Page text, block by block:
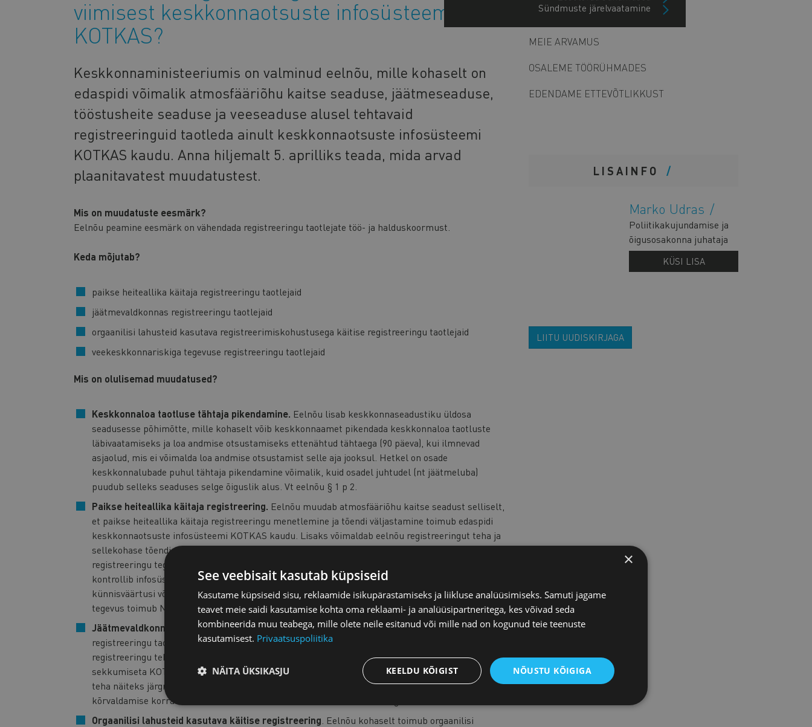
Sündmuste järelvaatamine
viimisest keskkonnaotsuste infosüsteemi
KOTKAS?
Keskkonnaministeeriumis on valminud eelnõu, mille kohaselt on
edaspidi võimalik atmosfääriõhu kaitse seaduse, jäätmeseaduse,
tööstusheite seaduse ja veeseaduse alusel tehtavaid
registreeringuid taotleda ainult keskkonnaotsuste infosüsteemi
KOTKAS kaudu. Anna hiljemalt 5. aprilliks teada, mida arvad
plaanitavatest muudatustest.
Mis on muudatuste eesmärk?
Eelnõu peamine eesmärk on vähendada registreeringu taotlejate töö- ja halduskoormust.
Keda mõjutab?
paikse heiteallika käitaja registreeringu taotlejaid
jäätmevaldkonnas registreeringu taotlejaid
orgaanilisi lahusteid kasutava registreerimiskohustusega käitise registreeringu taotlejaid
veekeskkonnariskiga tegevuse registreeringu taotlejaid
Mis on olulisemad muudatused?
Keskkonnaloa taotluse tähtaja pikendamine. Eelnõu lisab keskkonnaseadustiku üldosa
seadusesse põhimõtte, mille kohaselt võib keskkonnaamet pikendada keskkonnaloa taotluste
läbivaatamiseks ja loa andmise otsustamiseks ettenähtud tähtaega (90 päeva), kui ilmnevad
asjaolud, mis ei võimalda loa andmise otsustamist selle aja jooksul. Hetkel on osade
keskkonnalubade puhul tähtaja pikendamine võimalik, kuid osadel juhtudel (nt jäätmeluba)
puudub selleks seaduses selge õiguslik alus. Vt eelnõu § 1 p 2.
Paikse heiteallika käitaja registreering. Eelnõu muudab atmosfääriõhu kaitse seadust selliselt,
et paikse heiteallika käitaja registreeringu menetlemine ja tõendi väljastamine toimub edaspidi
keskkonnaotsuste infosüsteemi KOTKAS kaudu. Lisaks võimaldab eelnõu registreeringut teha ja
sellekohase tõendi väljastada KOTKASe vahendusel automatiseeritult, kui on tagatud
registreeringu tegemise eelduste automaatne kontrollimine. Automaatsete otsuste puhul
kontrollib infosüsteem ilma ametniku sekkumiseta, kas arvulised väärtused ületavad
künnisväärtusi või mitte, lisaks kontrollib süsteem teiste andmebaaside kaudu näiteks seda, kas
tegevus toimub Natura 2000 alal või looduskaitsealal. Vt eelnõu § 2.
Jäätmevaldkonna registreering.Eelnõu kohaselt toimub edaspidi jäätmevaldkonna
registreeringu taotluste esitamine ja menetlemine KOTKASe kaudu. Lisaks võimaldab eelnõu
registreeringu teha ja sellekohase tõendi väljastada automatiseeritult ehk ilma ametniku
sekkumiseta KOTKASe vahendusel. Automatiseeritud otsust saaks eelnõu koostajate hinnangul
teha näiteks järgmistel juhtudel: tegutsemine jäätmete edasimüüjana ning vahendajana jäätmete
kõrvaldamise korraldamine või taaskasutamine teiste nimel. Vt eelnõu § 3.
Orgaanilisi lahusteid kasutava käitise registreering . Eelnõu kohaselt toimub orgaanilisi
Arhiiv
MEIE ARVAMUS
OSALEME TÖÖRÜHMADES
EDENDAME ETTEVÕTLIKKUST
LISAINFO
Marko Udras
Poliitikakujundamise ja
õigusosakonna juhataja
KÜSI LISA
LIITU UUDISKIRJAGA
×
See veebisait kasutab küpsiseid
Kasutame küpsiseid sisu, reklaamide isikupärastamiseks ja liikluse analüüsimiseks. Samuti jagame
teavet meie saidi kasutamise kohta oma reklaami- ja analüüsipartneritega, kes võivad seda
kombineerida muu teabega, mille olete neile esitanud või mille nad on kogunud teie teenuste
kasutamisest. Privaatsuspoliitika
NÕUSTU KÕIGIGA
KEELDU KÕIGIST
NÄITA ÜKSIKASJU